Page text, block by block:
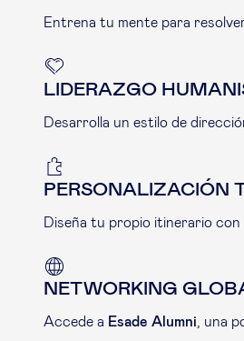
Entrena tu mente para
LIDERAZGO
Desarrolla un estilo de
PERSONALIZACIÓN
Diseña tu propio itinerario
NETWORKING
Accede a Esade Alumni , una